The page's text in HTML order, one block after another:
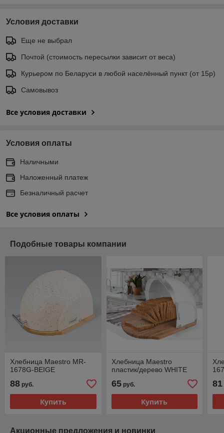
Условия доставки
Еще не выбрал
Почтой (стоимость пересылки зависит от веса)
Курьером по Беларуси в любой населённый пункт (от 15р)
Самовывоз
Все условия доставки
Условия оплаты
Наличными
Наложенный платеж
Безналичный расчет
Все условия оплаты
Подобные товары компании
Хлебница Maestro MR-
1678G-BEIGE
88 руб.
Купить
Хлебница Maestro
пластик/дерево WHITE
65руб.
Купить
81
Акционные предложения и новинки